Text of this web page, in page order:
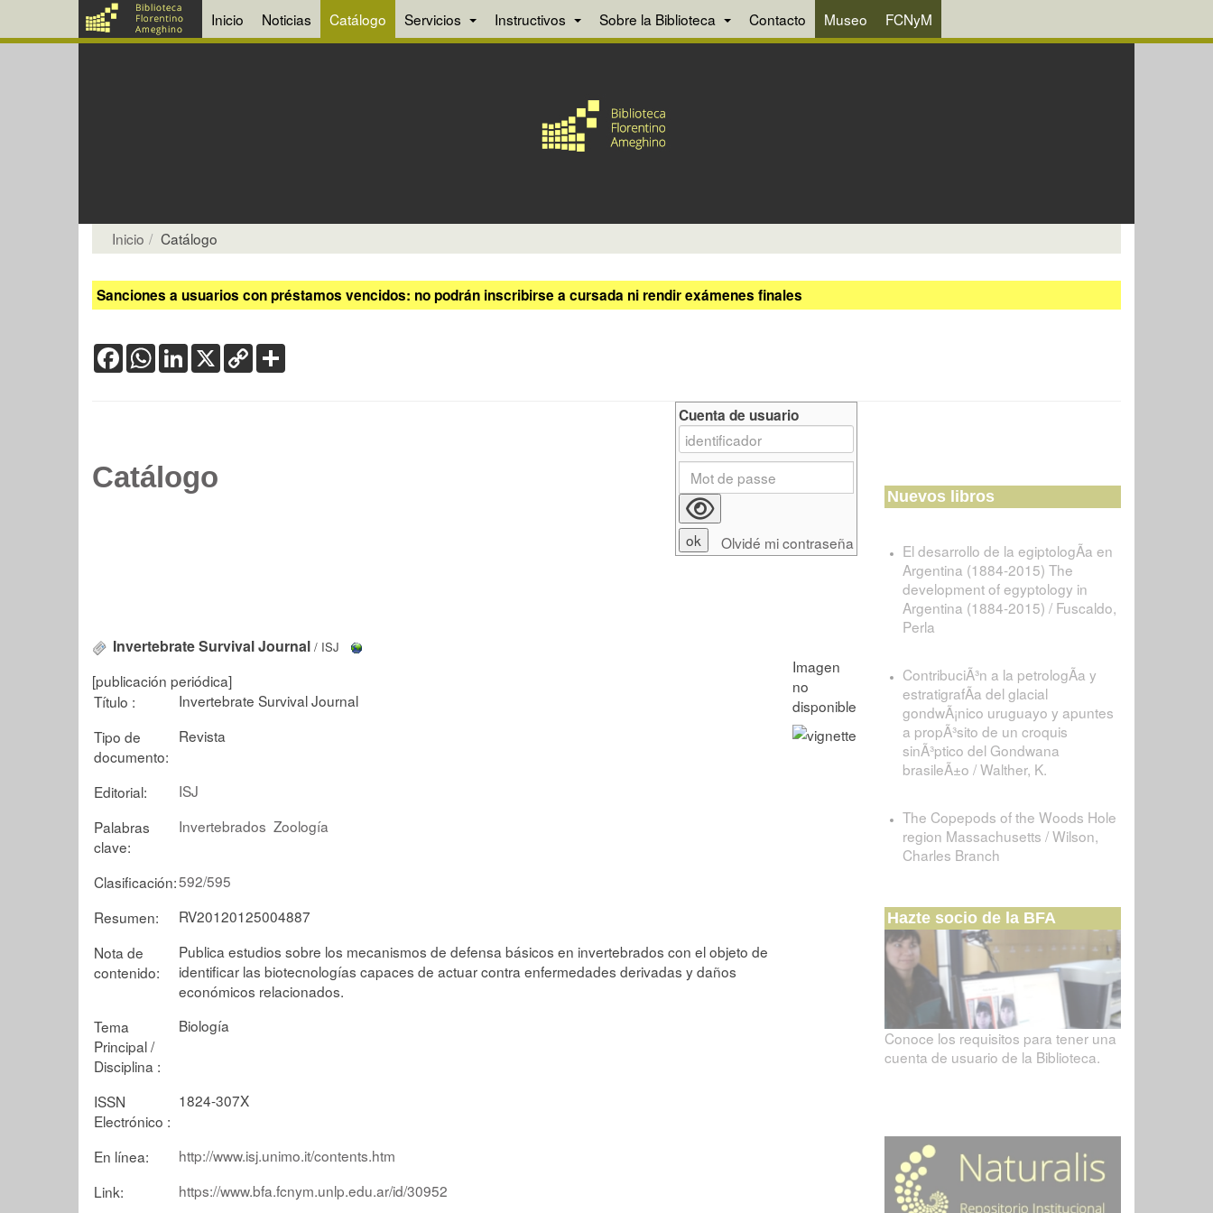
Inicio Noticias Catálogo Servicios Instructivos Sobre la Biblioteca Contacto Museo FCNyM
Inicio Catálogo
Sanciones a usuarios con préstamos vencidos: no podrán inscribirse a cursada ni rendir exámenes finales
FacebookWhatsApp
LinkedIn
X Copy
Link
Catálogo
Invertebrate Survival Journal / ISJ
[publicación periódica]
Título :
Invertebrate Survival Journal
Tipo de
documento:
Revista
Editorial:
ISJ
Palabras
clave:
Invertebrados Zoología
Clasificación:592/595
Resumen:
RV20120125004887
Nota de
contenido:
Publica estudios sobre los mecanismos de defensa básicos en invertebrados con el objeto de
identificar las biotecnologías capaces de actuar contra enfermedades derivadas y daños
económicos relacionados.
Tema
Principal /
Disciplina :
Biología
ISSN
Electrónico :
1824-307X
En línea:
http://www.isj.unimo.it/contents.htm
Link:
https://www.bfa.fcnym.unlp.edu.ar/id/30952
Cuenta de usuario
Olvidé mi contraseña
Nuevos libros
El desarrollo de la egiptologÃ­a en
Argentina (1884-2015) The
development of egyptology in
Argentina (1884-2015) / Fuscaldo,
Perla
ContribuciÃ³n a la petrologÃ­a y
estratigrafÃ­a del glacial
gondwÃ¡nico uruguayo y apuntes
a propÃ³sito de un croquis
sinÃ³ptico del Gondwana
brasileÃ±o / Walther, K.
The Copepods of the Woods Hole
region Massachusetts / Wilson,
Charles Branch
Hazte socio de la BFA
Conoce los requisitos para tener una
cuenta de usuario de la Biblioteca.